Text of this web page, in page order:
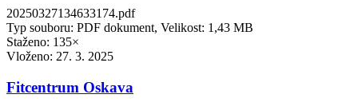
20250327134633174.pdf
Typ souboru: PDF dokument, Velikost: 1,43 MB
Staženo: 135×
Vloženo: 27. 3. 2025
Fitcentrum Oskava